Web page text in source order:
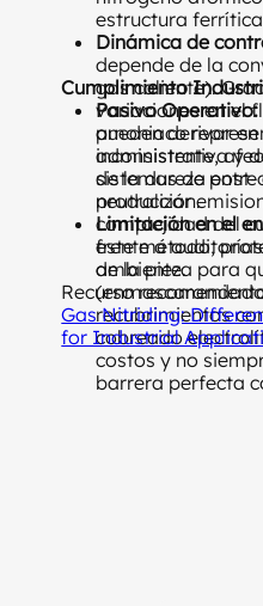
estructura
Dinámica de
depende de la
gas caliente).
variaciones en el
pueden derivar
inconsistente,
de la dureza
producción.
Limitación en el
este método,
de la pieza para
recubrimientos
cobreado
costos y no
barrera perfecta
Cumplimiento
Pasivo Operativo:
amoniaco
administrativa y
sistemas de
neutralizar
complejidad del
frente a
ambiente.
Recurso
Gas Nitriding:
for Industrial